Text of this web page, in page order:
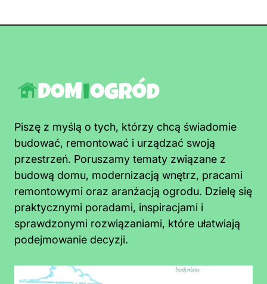
Piszę z myślą o tych, którzy chcą świadomie
budować, remontować i urządzać swoją
przestrzeń. Poruszamy tematy związane z
budową domu, modernizacją wnętrz, pracami
remontowymi oraz aranżacją ogrodu. Dzielę się
praktycznymi poradami, inspiracjami i
sprawdzonymi rozwiązaniami, które ułatwiają
podejmowanie decyzji.